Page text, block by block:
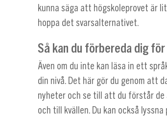
kunna säga att högskoleprovet är
hoppa det svarsalternativet.
Så kan du förbereda dig
Även om du inte kan läsa in ett
din nivå. Det här gör du genom att
nyheter och se till att du förstår de
och till kvällen. Du kan också